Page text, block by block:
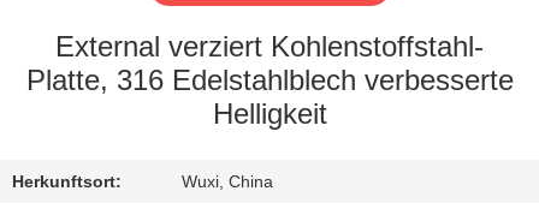
WERKSBESICHTIGUNG
External verziert Kohlenstoffstahl-
Platte, 316 Edelstahlblech verbesserte
Helligkeit
Herkunftsort: Wuxi, China